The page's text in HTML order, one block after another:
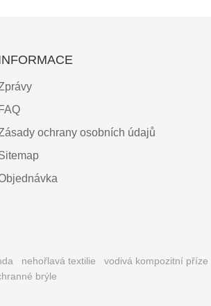
FAQ
ochrany osobních údajů
nehořlavá textilie vodivá kompozitní příze
brýle